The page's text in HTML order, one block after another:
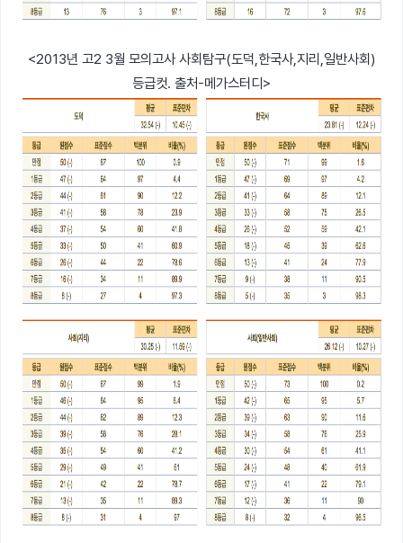
<2013년 고2 3월 모의고사 사회탐구(도덕,한국사,지리,일반사회)
등급컷. 출처-메가스터디>